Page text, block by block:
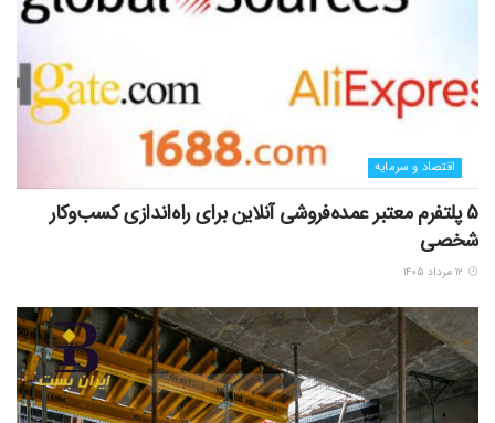
اقتصاد و سرمایه
5 پلتفرم معتبر عمده‌فروشی آنلاین برای راه‌اندازی کسب‌وکار
شخصی